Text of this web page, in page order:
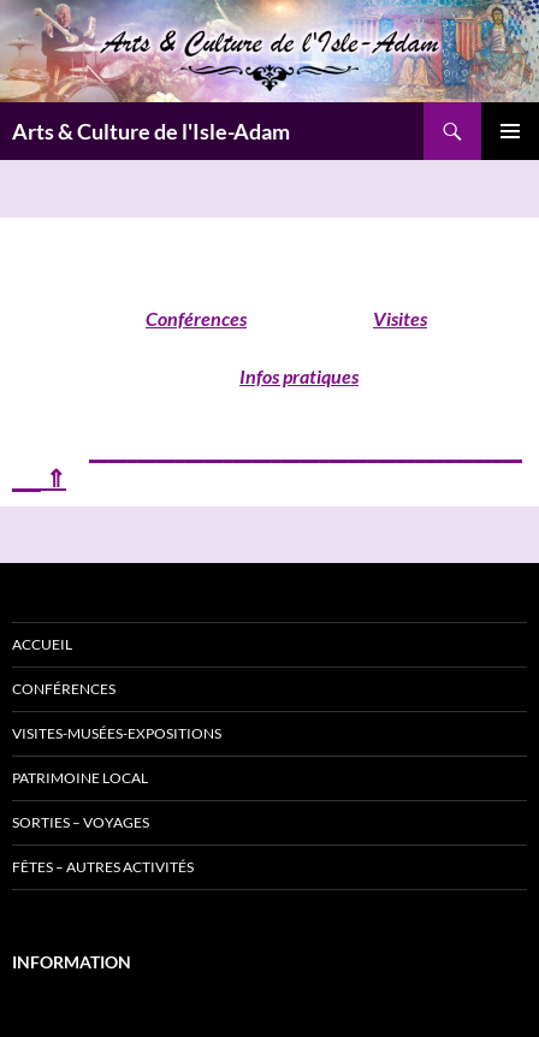
Aller
au
contenu
Arts & Culture de l'Isle-Adam
Conférences Visites
Infos pratiques
___ ⇑
ACCUEIL
CONFÉRENCES
VISITES-MUSÉES-EXPOSITIONS
PATRIMOINE LOCAL
SORTIES – VOYAGES
FÊTES – AUTRES ACTIVITÉS
INFORMATION